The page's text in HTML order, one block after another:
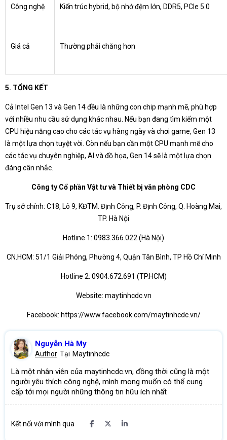
Công nghệ Kiến trúc hybrid, bộ nhớ đệm lớn, DDR5, PCIe 5.0
Giá cả Thường phải chăng hơn
5. TỔNG KẾT
Cả Intel Gen 13 và Gen 14 đều là những con chip mạnh mẽ, phù hợp
với nhiều nhu cầu sử dụng khác nhau. Nếu bạn đang tìm kiếm một
CPU hiệu năng cao cho các tác vụ hàng ngày và chơi game, Gen 13
là một lựa chọn tuyệt vời. Còn nếu bạn cần một CPU mạnh mẽ cho
các tác vụ chuyên nghiệp, AI và đồ họa, Gen 14 sẽ là một lựa chọn
đáng cân nhắc.
Công ty Cổ phần Vật tư và Thiết bị văn phòng CDC
Trụ sở chính: C18, Lô 9, KĐTM. Định Công, P. Định Công, Q. Hoàng Mai,
TP. Hà Nội
Hotline 1: 0983.366.022 (Hà Nội)
CN.HCM: 51/1 Giải Phóng, Phường 4, Quận Tân Bình, TP Hồ Chí Minh
Hotline 2: 0904.672.691 (TP.HCM)
Website: maytinhcdc.vn
Facebook: https://www.facebook.com/maytinhcdc.vn/
Nguyễn Hà My
Author Tại Maytinhcdc
Là một nhân viên của maytinhcdc.vn, đồng thời cũng là một
người yêu thích công nghệ, mình mong muốn có thể cung
cấp tới mọi người những thông tin hữu ích nhất
Kết nối với mình qua